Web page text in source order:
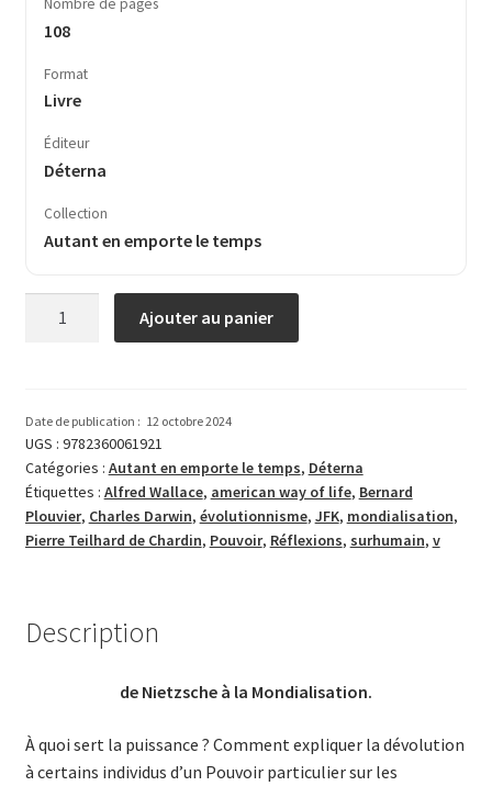
Nombre de pages
108
Format
Livre
Éditeur
Déterna
Collection
Autant en emporte le temps
le
Pouvoir
Ajouter au panier
Date de publication : 12 octobre 2024
UGS : 9782360061921
Catégories : Autant en emporte le temps, Déterna
Étiquettes : Alfred Wallace, american way of life, Bernard
Plouvier, Charles Dar­win, évolutionnisme, JFK, mondialisation,
Pierre Teilhard de Chardin, Pouvoir, Réflexions, sur­humain, v
Description
de Nietzsche à la Mondialisation.
À quoi sert la puissance ? Comment expliquer la dévolution
à certains individus d’un Pouvoir particulier sur les